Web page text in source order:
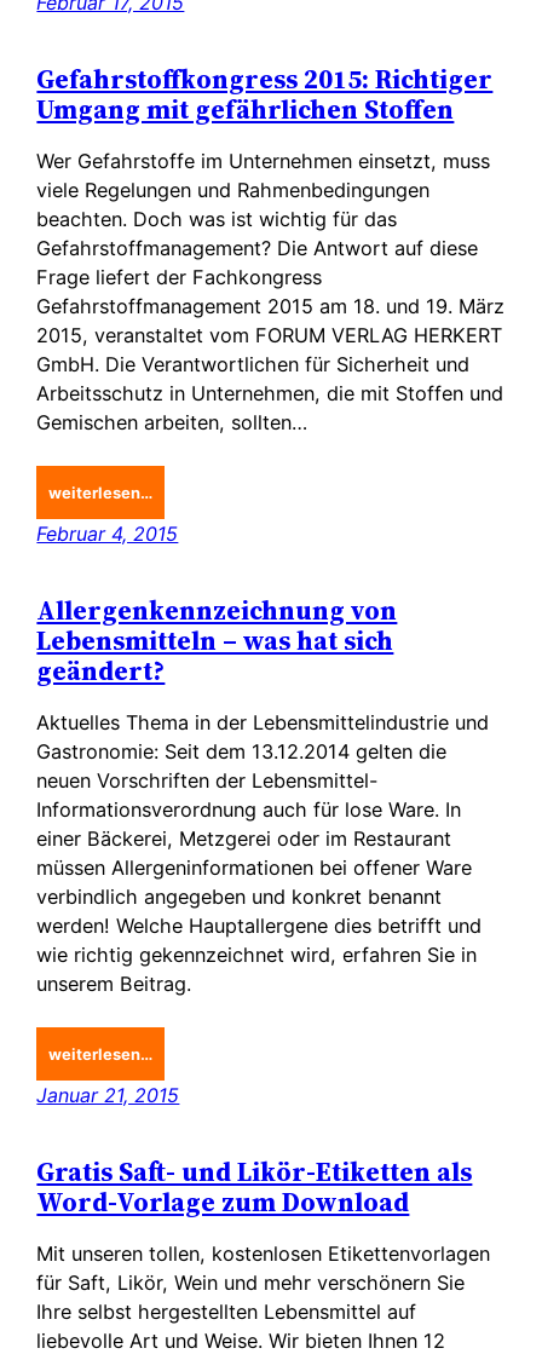
Gefahrstoffkongress 2015: Richtiger
Umgang mit gefährlichen Stoffen
Wer Gefahrstoffe im Unternehmen einsetzt, muss
viele Regelungen und Rahmenbedingungen
beachten. Doch was ist wichtig für das
Gefahrstoffmanagement? Die Antwort auf diese
Frage liefert der Fachkongress
Gefahrstoffmanagement 2015 am 18. und 19. März
2015, veranstaltet vom FORUM VERLAG HERKERT
GmbH. Die Verantwortlichen für Sicherheit und
Arbeitsschutz in Unternehmen, die mit Stoffen und
Gemischen arbeiten, sollten…
weiterlesen…
Februar 4, 2015
Allergenkennzeichnung von
Lebensmitteln – was hat sich
geändert?
Aktuelles Thema in der Lebensmittelindustrie und
Gastronomie: Seit dem 13.12.2014 gelten die
neuen Vorschriften der Lebensmittel-
Informationsverordnung auch für lose Ware. In
einer Bäckerei, Metzgerei oder im Restaurant
müssen Allergeninformationen bei offener Ware
verbindlich angegeben und konkret benannt
werden! Welche Hauptallergene dies betrifft und
wie richtig gekennzeichnet wird, erfahren Sie in
unserem Beitrag.
weiterlesen…
Januar 21, 2015
Gratis Saft- und Likör-Etiketten als
Word-Vorlage zum Download
Mit unseren tollen, kostenlosen Etikettenvorlagen
für Saft, Likör, Wein und mehr verschönern Sie
Ihre selbst hergestellten Lebensmittel auf
liebevolle Art und Weise. Wir bieten Ihnen 12